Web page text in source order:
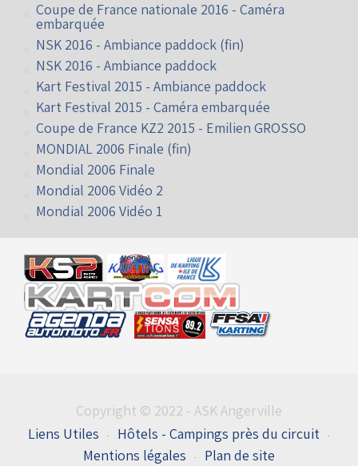
Coupe de France nationale 2016 - Caméra
embarquée
NSK 2016 - Ambiance paddock (fin)
NSK 2016 - Ambiance paddock
Kart Festival 2015 - Ambiance paddock
Kart Festival 2015 - Caméra embarquée
Coupe de France KZ2 2015 - Emilien GROSSO
MONDIAL 2006 Finale (fin)
Mondial 2006 Finale
Mondial 2006 Vidéo 2
Mondial 2006 Vidéo 1
Copyright © 2022 - ASK Angerville
Liens Utiles
Hôtels - Campings près du circuit
Mentions légales
Plan de site